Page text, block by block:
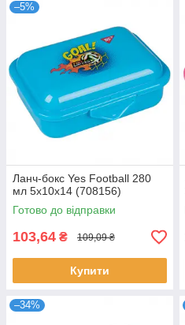
–5%
Ланч-бокс Yes Football 280
мл 5х10х14 (708156)
Готово до відправки
103,64 ₴ 109,09 ₴
Купити
–34%